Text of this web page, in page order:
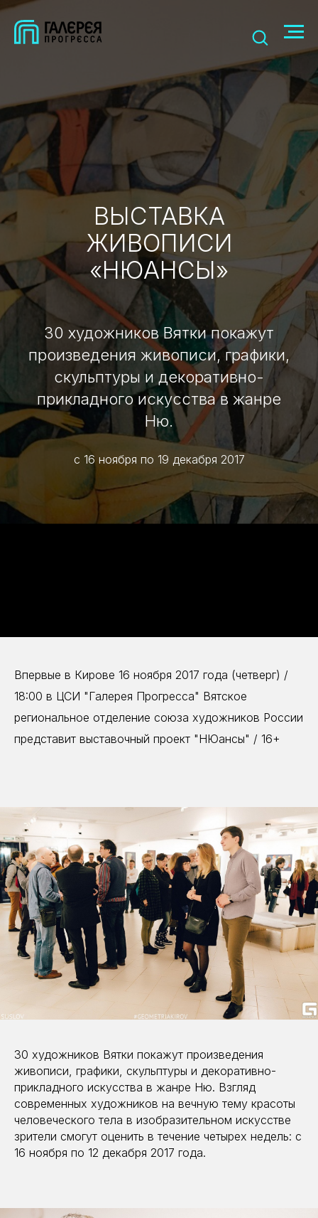
ВЫСТАВКА
ЖИВОПИСИ
«НЮАНСЫ»
30 художников Вятки покажут
произведения живописи, графики,
скульптуры и декоративно-
прикладного искусства в жанре
Ню.
с 16 ноября по 19 декабря 2017
Впервые в Кирове 16 ноября 2017 года (четверг) /
18:00 в ЦСИ "Галерея Прогресса" Вятское
региональное отделение союза художников России
представит выставочный проект "НЮансы" / 16+
30 художников Вятки покажут произведения
живописи, графики, скульптуры и декоративно-
прикладного искусства в жанре Ню. Взгляд
современных художников на вечную тему красоты
человеческого тела в изобразительном искусстве
зрители смогут оценить в течение четырех недель: с
16 ноября по 12 декабря 2017 года.